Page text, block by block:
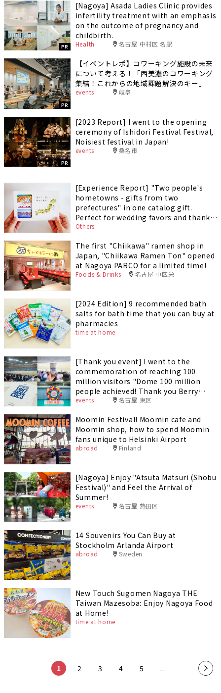
PR
[Nagoya] Asada Ladies Clinic provides
infertility treatment with an emphasis
on the outcome of pregnancy and
childbirth.
Health 名古屋 中村区 名駅
PR
【イベントレポ】コワーキング施設の未来
について考える！「西美濃のコワーキング
集結！これからの地域課題解決のキー」
events 岐阜
PR
[2023 Report] I went to the opening
ceremony of Ishidori Festival Festival,
Noisiest festival in Japan!
events 桑名市
[Experience Report] "Two people's
hometowns - gifts from two
prefectures" in one catalog gift.
Perfect for wedding favors and thank-
you gifts!
Others
The first "Chiikawa" ramen shop in
Japan, "Chiikawa Ramen Ton" opened
at Nagoya PARCO for a limited time!
Foods & Drinks 名古屋 中区栄
[2024 Edition] 9 recommended bath
salts for bath time that you can buy at
pharmacies
time at home
[Thank you event] I went to the
commemoration of reaching 100
million visitors "Dome 100 million
people achieved! Thank you Berry
Match Chunichi Dragons vs DeNA
events 名古屋 東区
Moomin Festival! Moomin cafe and
Moomin shop, how to spend Moomin
fans unique to Helsinki Airport
abroad Finland
[Nagoya] Enjoy "Atsuta Matsuri (Shobu
Festival)" and Feel the Arrival of
Summer!
events 名古屋 熱田区
14 Souvenirs You Can Buy at
Stockholm Arlanda Airport
abroad Sweden
New Touch Sugomen Nagoya THE
Taiwan Mazesoba: Enjoy Nagoya Food
at Home!
time at home
1 2 3 4 5 ... »